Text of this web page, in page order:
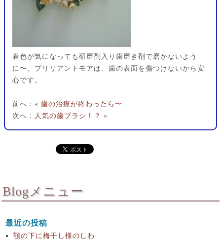
着色が気になっても研磨剤入り歯磨き剤で磨かないよう
に〜。ブリリアントモアは、歯の表面を傷つけないから安
心です。
前へ：« 歯の治療が終わったら〜
次へ： 人気の歯ブラシ！？ »
Blogメニュー
最近の投稿
顎の下に梅干し様のしわ